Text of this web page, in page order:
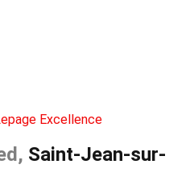
Excellence
Saint-Jean-sur-